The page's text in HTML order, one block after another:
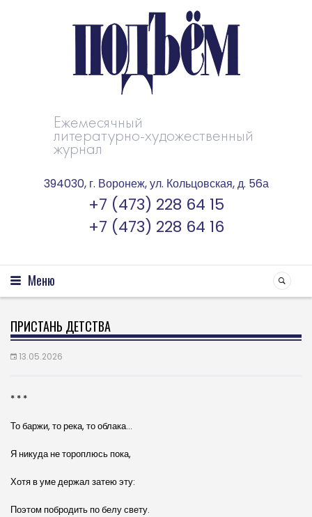
Ежемесячный
литературно-художественный
журнал
394030, г. Воронеж, ул. Кольцовская, д. 56а
+7 (473) 228 64 15
+7 (473) 228 64 16
Меню
ПРИСТАНЬ ДЕТСТВА
13.05.2026
* * *
То баржи, то река, то облака…
Я никуда не тороплюсь пока,
Хотя в уме держал затею эту:
Поэтом побродить по белу свету.